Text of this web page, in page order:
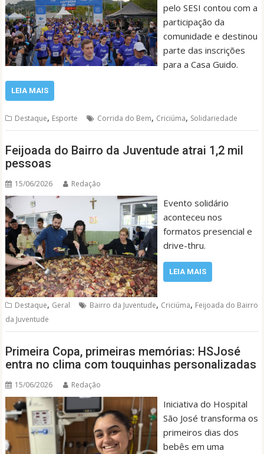
pelo SESI contou com a
participação da
comunidade e destinou
parte das inscrições
para a Casa Guido.
LEIA MAIS
Destaque, Esporte Corrida do Bem, Criciúma, Solidariedade
Feijoada do Bairro da Juventude atrai 1,2 mil
pessoas
15/06/2026 Redação
Evento solidário
aconteceu nos
formatos presencial e
drive-thru.
LEIA MAIS
Destaque, Geral Bairro da Juventude, Criciúma, Feijoada do Bairro
da Juventude
Primeira Copa, primeiras memórias: HSJosé
entra no clima com touquinhas personalizadas
15/06/2026 Redação
Iniciativa do Hospital
São José transforma os
primeiros dias dos
bebês em uma